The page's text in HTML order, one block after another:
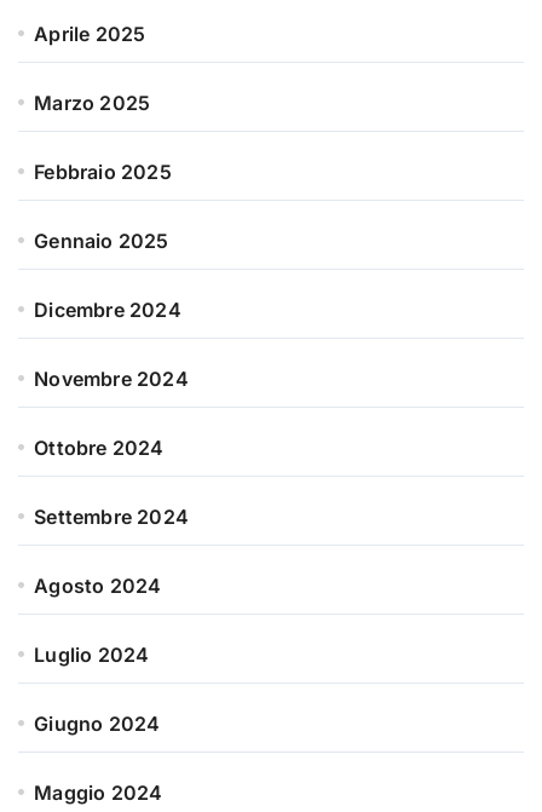
Aprile 2025
Marzo 2025
Febbraio 2025
Gennaio 2025
Dicembre 2024
Novembre 2024
Ottobre 2024
Settembre 2024
Agosto 2024
Luglio 2024
Giugno 2024
Maggio 2024